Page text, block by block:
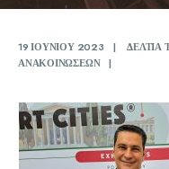
19 ΙΟΥΝΊΟΥ 2023 | ΔΕΛΤΙΑ
ΑΝΑΚΟΙΝΩΣΕΩΝ
|